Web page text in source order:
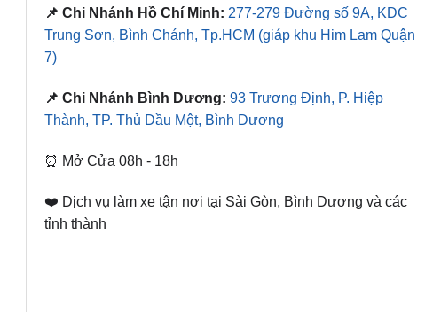
📌 Chi Nhánh Hồ Chí Minh: 277-279 Đường số 9A, KDC
Trung Sơn, Bình Chánh, Tp.HCM (giáp khu Him Lam Quận
7)
📌 Chi Nhánh Bình Dương: 93 Trương Định, P. Hiệp
Thành, TP. Thủ Dầu Một, Bình Dương
⏰ Mở Cửa 08h - 18h
❤️ Dịch vụ làm xe tận nơi tại Sài Gòn, Bình Dương và các
tỉnh thành